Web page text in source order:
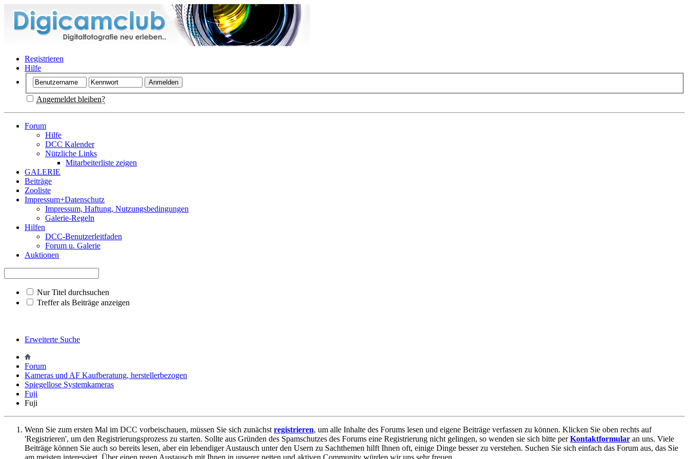
Registrieren
Hilfe
Angemeldet bleiben?
Forum
Hilfe
DCC Kalender
Nützliche Links
Mitarbeiterliste zeigen
GALERIE
Beiträge
Zooliste
Impressum+Datenschutz
Impressum, Haftung, Nutzungsbedingungen
Galerie-Regeln
Hilfen
DCC-Benutzerleitfaden
Forum u. Galerie
Auktionen
Nur Titel durchsuchen
Treffer als Beiträge anzeigen
Erweiterte Suche
Forum
Kameras und AF Kaufberatung, herstellerbezogen
Spiegellose Systemkameras
Fuji
Fuji
Wenn Sie zum ersten Mal im DCC vorbeischauen, müssen Sie sich zunächst registrieren, um alle Inhalte des Forums lesen und eigene Beiträge verfassen zu können. Klicken Sie oben rechts auf
'Registrieren', um den Registrierungsprozess zu starten. Sollte aus Gründen des Spamschutzes des Forums eine Registrierung nicht gelingen, so wenden sie sich bitte perKontaktformular an uns. Viele
Beiträge können Sie auch so bereits lesen, aber ein lebendiger Austausch unter den Usern zu Sachthemen hilft Ihnen oft, einige Dinge besser zu verstehen. Suchen Sie sich einfach das Forum aus, das Sie
am meisten interessiert. Über einen regen Austausch mit Ihnen in unserer netten und aktiven Community würden wir uns sehr freuen.